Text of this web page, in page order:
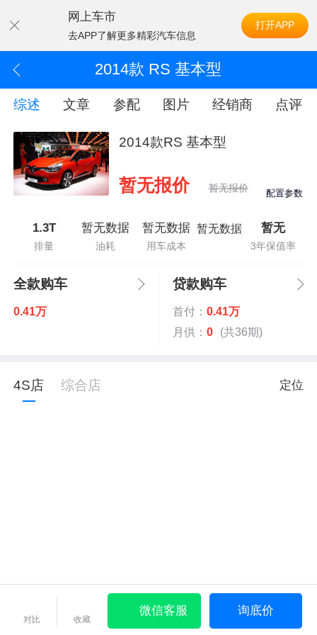
网上车市
去APP了解更多精彩汽车信息
打开APP
2014款 RS 基本型
综述 文章 参配 图片 经销商 点评
2014款RS 基本型
暂无报价 暂无报价 配置参数
1.3T
排量
暂无数据
油耗
暂无数据
用车成本
暂无数据 暂无
3年保值率
全款购车
0.41万
贷款购车
首付： 0.41万
月供： 0 (共36期)
4S店 综合店 定位
对比 收藏
微信客服 询底价